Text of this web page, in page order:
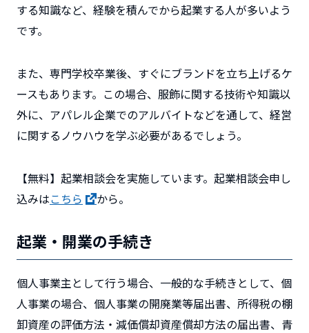
する知識など、経験を積んでから起業する人が多いよう
です。
また、専門学校卒業後、すぐにブランドを立ち上げるケ
ースもあります。この場合、服飾に関する技術や知識以
外に、アパレル企業でのアルバイトなどを通して、経営
に関するノウハウを学ぶ必要があるでしょう。
【無料】起業相談会を実施しています。起業相談会申し
込みはこちら から。
起業・開業の手続き
個人事業主として行う場合、一般的な手続きとして、個
人事業の場合、個人事業の開廃業等届出書、所得税の棚
卸資産の評価方法・減価償却資産償却方法の届出書、青